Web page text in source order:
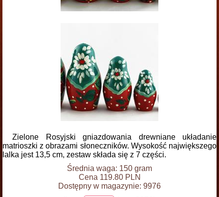
Zielone Rosyjski gniazdowania drewniane układanie
matrioszki z obrazami słoneczników. Wysokość największego
lalka jest 13,5 cm, zestaw składa się z 7 części.
Średnia waga: 150 gram
Cena 119.80 PLN
Dostępny w magazynie: 9976